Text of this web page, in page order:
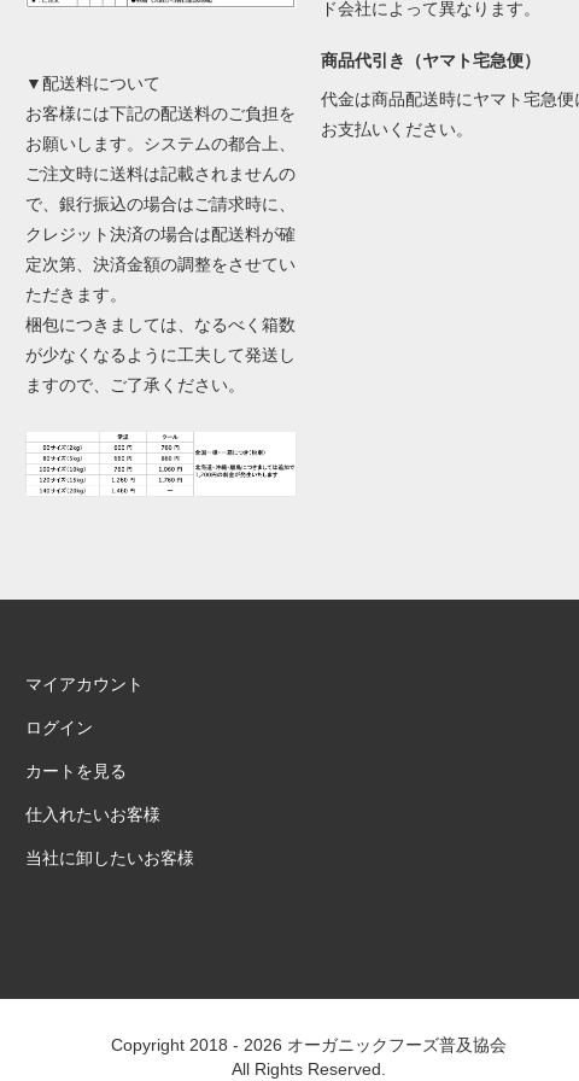
▼配送料について
お客様には下記の配送料のご負担を
お願いします。システムの都合上、
ご注文時に送料は記載されませんの
で、銀行振込の場合はご請求時に、
クレジット決済の場合は配送料が確
定次第、決済金額の調整をさせてい
ただきます。
梱包につきましては、なるべく箱数
が少なくなるように工夫して発送し
ますので、ご了承ください。
ド会社によって異なります。
商品代引き（ヤマト宅急便）
代金は商品配送時にヤマト宅急便
お支払いください。
マイアカウント
ログイン
カートを見る
仕入れたいお客様
当社に卸したいお客様
Copyright 2018 - 2026 オーガニックフーズ普及協会
All Rights Reserved.